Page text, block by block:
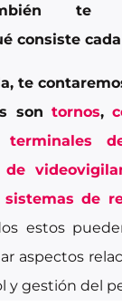
te
consiste
te
son tornos,
terminales
de
sistemas de
estos
aspectos
y gestión del